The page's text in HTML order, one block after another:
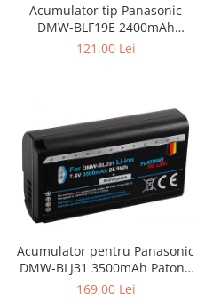
Acumulator tip Panasonic
DMW-BLF19E 2400mAh
Patona Protect
121,00 Lei
Acumulator pentru Panasonic
DMW-BLJ31 3500mAh Patona
Platinum
169,00 Lei